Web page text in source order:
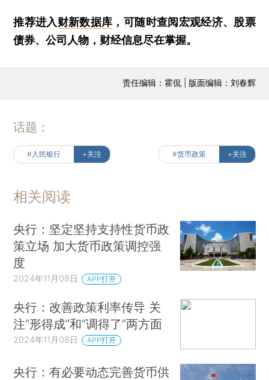
推荐进入财新数据库 ，可随时查阅宏观经济、股票
债券、公司人物，财经信息尽在掌握。
责任编辑：霍侃 | 版面编辑：刘春辉
话题：
#人民银行 +关注 #货币政策 +关注
相关阅读
央行：坚定坚持支持性货币政
策立场 加大货币政策调控强
度
2024年11月08日 APP打开
央行：改善政策利率传导 关
注“形得成”和“调得了”两方面
2024年11月08日 APP打开
央行：有必要动态完善货币供